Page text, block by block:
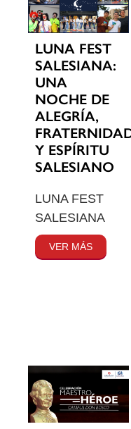
LUNA FEST
SALESIANA:
UNA
NOCHE DE
ALEGRÍA,
Y ESPÍRITU
SALESIANO
LUNA FEST
SALESIANA
VER MÁS